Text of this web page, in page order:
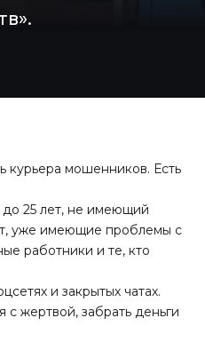
курьера мошенников. Есть
25 лет, не имеющий
уже имеющие проблемы с
работники и те, кто
и закрытых чатах.
с жертвой, забрать деньги